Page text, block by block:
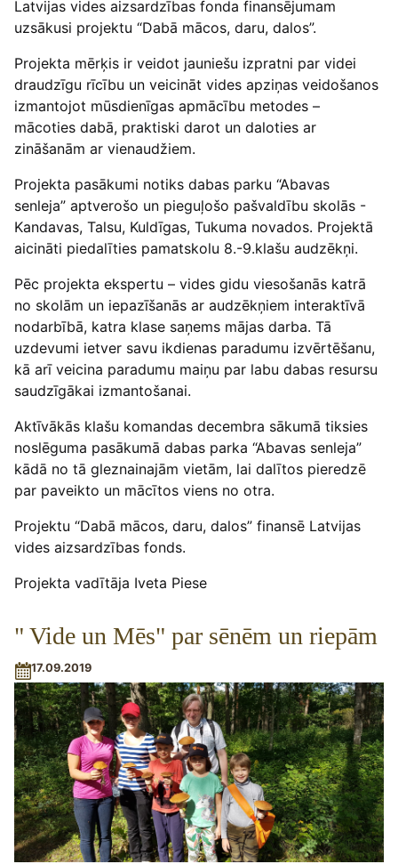
Latvijas vides aizsardzības fonda finansējumam
uzsākusi projektu “Dabā mācos, daru, dalos”.
Projekta mērķis ir veidot jauniešu izpratni par videi
draudzīgu rīcību un veicināt vides apziņas veidošanos
izmantojot mūsdienīgas apmācību metodes –
mācoties dabā, praktiski darot un daloties ar
zināšanām ar vienaudžiem.
Projekta pasākumi notiks dabas parku “Abavas
senleja” aptverošo un pieguļošo pašvaldību skolās -
Kandavas, Talsu, Kuldīgas, Tukuma novados. Projektā
aicināti piedalīties pamatskolu 8.-9.klašu audzēkņi.
Pēc projekta ekspertu – vides gidu viesošanās katrā
no skolām un iepazīšanās ar audzēkņiem interaktīvā
nodarbībā, katra klase saņems mājas darba. Tā
uzdevumi ietver savu ikdienas paradumu izvērtēšanu,
kā arī veicina paradumu maiņu par labu dabas resursu
saudzīgākai izmantošanai.
Aktīvākās klašu komandas decembra sākumā tiksies
noslēguma pasākumā dabas parka “Abavas senleja”
kādā no tā gleznainajām vietām, lai dalītos pieredzē
par paveikto un mācītos viens no otra.
Projektu “Dabā mācos, daru, dalos” finansē Latvijas
vides aizsardzības fonds.
Projekta vadītāja Iveta Piese
" Vide un Mēs" par sēnēm un riepām
17.09.2019